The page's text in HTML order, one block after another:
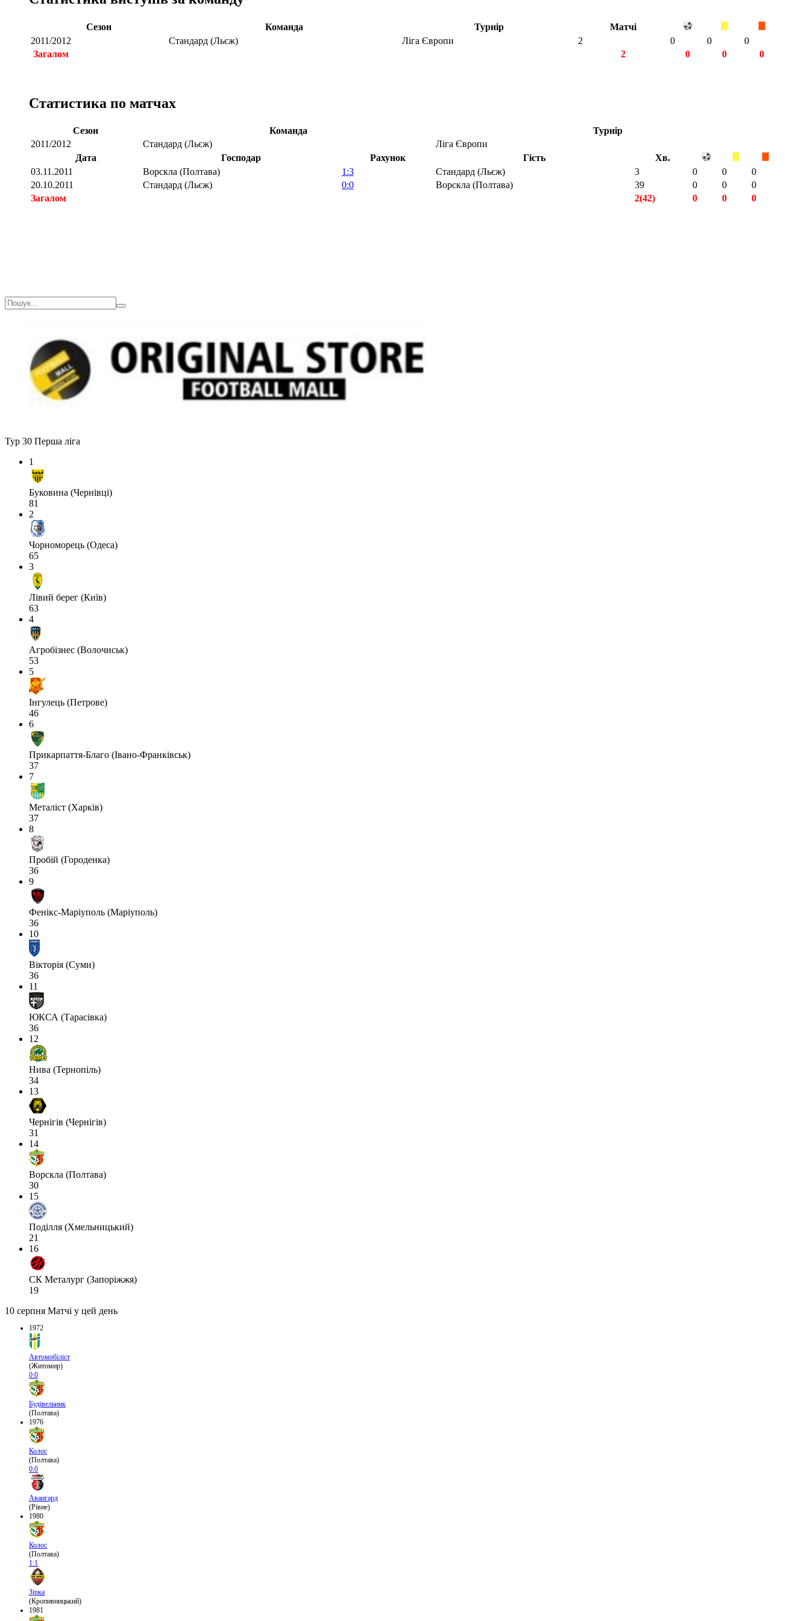
Сезон Команда Турнір
Матчі
2011/2012
Стандард (Льєж) Ліга Європи 2 0 0
0
Загалом
2 0 0 0
Статистика по матчах
Сезон Команда
Турнір
2011/2012
Стандард (Льєж)
Ліга Європи
Дата
Господар Рахунок Гість
Хв.
03.11.2011
Ворскла (Полтава) 1:3 Стандард (Льєж) 3 0 0
0
20.10.2011
Стандард (Льєж) 0:0 Ворскла (Полтава) 39 0 0
0
Загалом
2(42) 0 0
0
Тур 30 Перша ліга
1
Буковина (Чернівці)
81
2
Чорноморець (Одеса)
65
3
Лівий берег (Київ)
63
4
Агробізнес (Волочиськ)
53
5
Інгулець (Петрове)
46
6
Прикарпаття-Благо (Івано-Франківськ)
37
7
Металіст (Харків)
37
8
Пробій (Городенка)
36
9
Фенікс-Маріуполь (Маріуполь)
36
10
Вікторія (Суми)
36
11
ЮКСА (Тарасівка)
36
12
Нива (Тернопіль)
34
13
Чернігів (Чернігів)
31
14
Ворскла (Полтава)
30
15
Поділля (Хмельницький)
21
16
СК Металург (Запоріжжя)
19
10 серпня Матчі у цей день
1972
Автомобіліст
(Житомир)
0:0
Будівельник
(Полтава)
1976
Колос
(Полтава)
0:0
Авангард
(Рівне)
1980
Колос
(Полтава)
1:1
Зірка
(Кропивницький)
1981